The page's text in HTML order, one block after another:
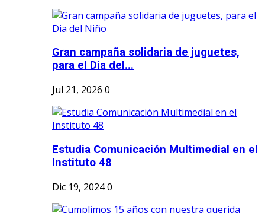
Gran campaña solidaria de juguetes,
para el Dia del...
Jul 21, 2026 0
Estudia Comunicación Multimedial en el
Instituto 48
Dic 19, 20240